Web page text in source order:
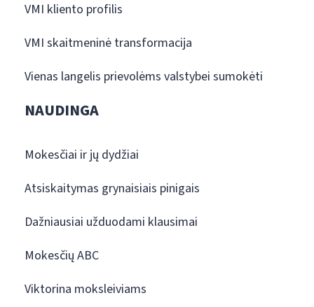
VMI kliento profilis
VMI skaitmeninė transformacija
Vienas langelis prievolėms valstybei sumokėti
NAUDINGA
Mokesčiai ir jų dydžiai
Atsiskaitymas grynaisiais pinigais
Dažniausiai užduodami klausimai
Mokesčių ABC
Viktorina moksleiviams